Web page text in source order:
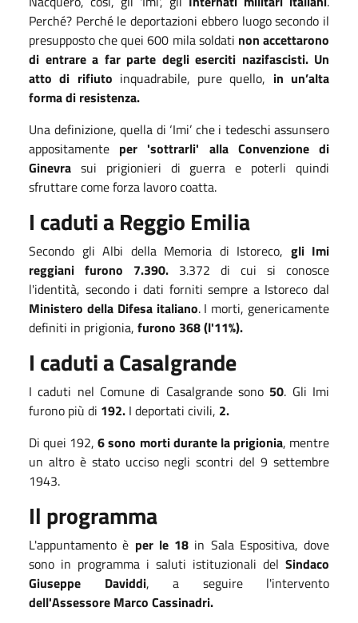
Perché? Perché le deportazioni ebbero luogo secondo il
presupposto che quei 600 mila soldati non accettarono
di entrare a far parte degli eserciti nazifascisti. Un
atto di rifiuto inquadrabile, pure quello, in un’alta
forma di resistenza.
Una definizione, quella di ‘Imi’ che i tedeschi assunsero
appositamente per 'sottrarli' alla Convenzione di
Ginevra sui prigionieri di guerra e poterli quindi
sfruttare come forza lavoro coatta.
I caduti a Reggio Emilia
Secondo gli Albi della Memoria di Istoreco, gli Imi
reggiani furono 7.390. 3.372 di cui si conosce
l'identità, secondo i dati forniti sempre a Istoreco dal
Ministero della Difesa italiano. I morti, genericamente
definiti in prigionia, furono 368 (l'11%).
I caduti a Casalgrande
I caduti nel Comune di Casalgrande sono 50. Gli Imi
furono più di 192. I deportati civili, 2.
Di quei 192,6 sono morti durante la prigionia, mentre
un altro è stato ucciso negli scontri del 9 settembre
1943.
Il programma
L'appuntamento è per le 18 in Sala Espositiva, dove
sono in programma i saluti istituzionali del Sindaco
Giuseppe Daviddi, a seguire l'intervento
dell'Assessore Marco Cassinadri.